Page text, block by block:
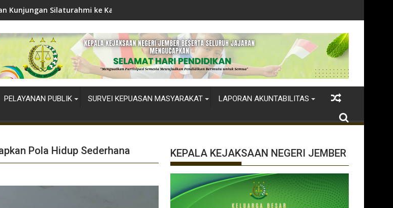
Kunjungan Silaturahmi ke Kapolres Jember
PELAYANAN PUBLIK SURVEI KEPUASAN MASYARAKAT LAPORAN AKUNTABILITAS
Pola Hidup Sederhana KEPALA KEJAKSAAN NEGERI JEMBER